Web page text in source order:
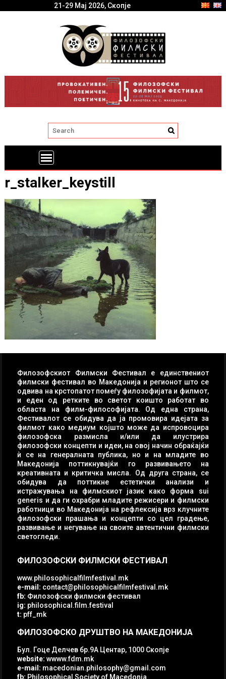
21-29 Мај 2026, Скопје
r_stalker_keystill
Филозофскиот Филмски Фестивал е единствениот
филмски фестивал во Македонија и регионот што се
одвива на крстопатот помеѓу филозофијата и филмот,
и еден од ретките во светот коишто работат во
областа на филм-философијата. Од една страна,
Фестивалот се обидува да ја промовира идејата за
филмот како медиум којшто може да испровоцира
филозофска размисла и/или да илустрира
филозофски концепти и идеи, на овој начин обраќајќи
ѝ се на генералната публика, но и на младите во
Македонија поттикнувајќи го развивањето на
креативната и критичка мисла. Од друга страна, се
обидува да поттикне естетички анализи и
истражувања на филмскиот јазик како форма sui
generis и да ги охрабри младите режисери и филмски
работници во Македонија на рефлексија врз клучните
филозофски прашања и концепти со цел градење,
развивање и негување на своите автентични филмски
светогледи.
ФИЛОЗОФСКИ ФИЛМСКИ ФЕСТИВАЛ
www.philosophicalfilmfestival.mk
e-mail: contact@philosophicalfilmfestival.mk
fb: Филозофски филмски фестивал
ig: philosophical.film.festival
t: pff_mk
ФИЛОЗОФСКО ДРУШТВО НА МАКЕДОНИЈА
Бул. Гоце Делчев бр.9А Центар, 1000 Скопје
website: wwww.fdm.mk
e-mail: macedonian.philosophy@gmail.com
fb: Philosophical Society of Macedonia